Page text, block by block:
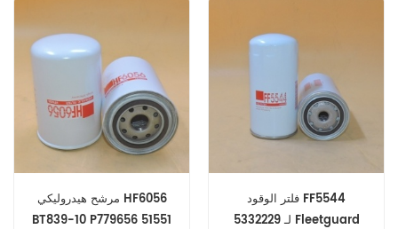
(Cummins NTA855C eng).
راسين واجنر | 60 ؛ 70. رايغو
and Towne 4000
(Cummins 265 V8 eng).
4000 (GMC 8V-53N eng).
6000 (Cummins 265 V8
مرشح هيدروليكي HF6056
BT839-10 P779656 51551
فلتر الوقود FF5544
5332229 لـ Fleetguard